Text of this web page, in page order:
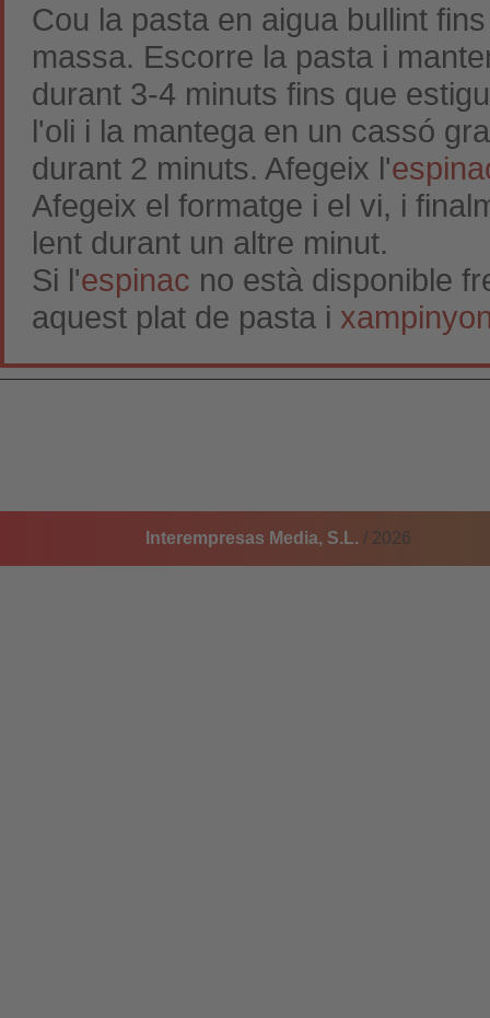
Cou la pasta en aigua bullint
massa. Escorre la pasta i
durant 3-4 minuts fins que
l'oli i la mantega en un cassó
durant 2 minuts. Afegeix l'
Afegeix el formatge i el vi, i
lent durant un altre minut.
Si l'espinac no està disponible
aquest plat de pasta i
Interempresas Media, S.L. / 2026